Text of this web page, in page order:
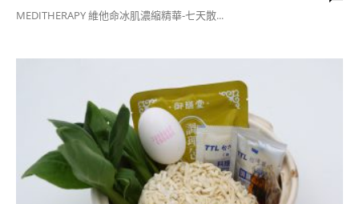
MEDITHERAPY 維他命冰肌濃縮精華-七天散...